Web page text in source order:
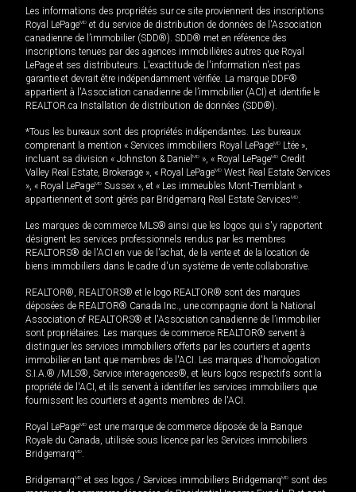
Les informations des propriétés sur ce site proviennent des inscriptions
Royal LePageMD et du service de distribution de données de l'Association
canadienne de l’immobilier (SDD®). SDD® met en référence des
inscriptions tenues par des agences immobilières autres que Royal
LePage et ses distributeurs. L'exactitude de l'information n'est pas
garantie et devrait être indépendamment vérifiée. La marque DDF®
appartient à l'Association canadienne de l’immobilier (ACI) et identifie le
REALTOR.ca Installation de distribution de données (SDD®).
*Tous les bureaux sont des propriétés indépendantes. Les bureaux
comprenant la mention « Services immobiliers Royal LePageMD Ltée »,
incluant sa division « Johnston & Daniel MD », « Royal LePageMD Credit
Valley Real Estate, Brokerage », « Royal LePageMD West Real Estate Services
», « Royal LePageMD Sussex », et « Les immeubles Mont-Tremblant »
appartiennent et sont gérés par Bridgemarq Real Estate ServicesMD.
Les marques de commerce MLS® ainsi que les logos qui s'y rapportent
désignent les services professionnels rendus par les membres
REALTORS® de l'ACI en vue de l'achat, de la vente et de la location de
biens immobiliers dans le cadre d'un système de vente collaborative.
REALTOR®, REALTORS® et le logo REALTOR® sont des marques
déposées de REALTOR® Canada Inc., une compagnie dont la National
Association of REALTORS® et l'Association canadienne de l’immobilier
sont propriétaires. Les marques de commerce REALTOR® servent à
distinguer les services immobiliers offerts par les courtiers et agents
immobilier en tant que membres de l'ACI. Les marques d'homologation
S.I.A.® /MLS®, Service inter-agences®, et leurs logos respectifs sont la
propriété de l'ACI, et ils servent à identifier les services immobiliers que
fournissent les courtiers et agents membres de l'ACI.
Royal LePageMD est une marque de commerce déposée de la Banque
Royale du Canada, utilisée sous licence par les Services immobiliers
BridgemarqMD.
BridgemarqMD et ses logos / Services immobiliers BridgemarqMD sont des